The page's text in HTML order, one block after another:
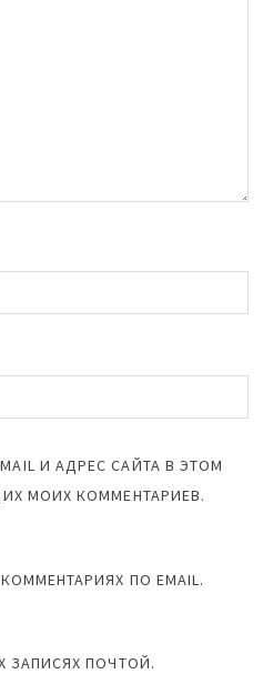
И АДРЕС САЙТА В ЭТОМ
МОИХ КОММЕНТАРИЕВ.
ПО EMAIL.
ЗАПИСЯХ ПОЧТОЙ.